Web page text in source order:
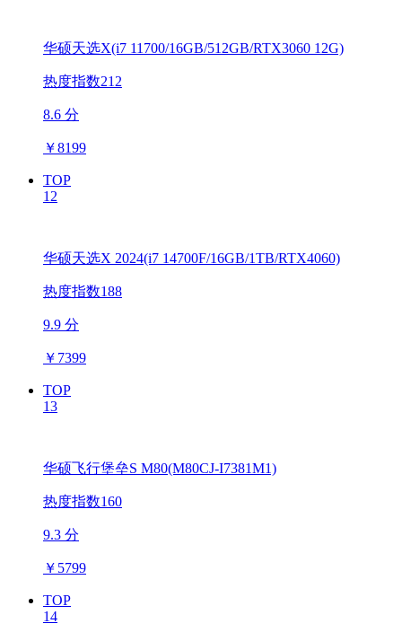
华硕天选X(i7 11700/16GB/512GB/RTX3060 12G)
热度指数212
8.6 分
￥8199
TOP
12
华硕天选X 2024(i7 14700F/16GB/1TB/RTX4060)
热度指数188
9.9 分
￥ 7399
TOP
13
华硕飞行堡垒S M80(M80CJ-I7381M1)
热度指数160
9.3 分
￥ 5799
TOP
14